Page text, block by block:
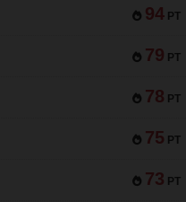
94 PT
79 PT
78 PT
75 PT
73 PT